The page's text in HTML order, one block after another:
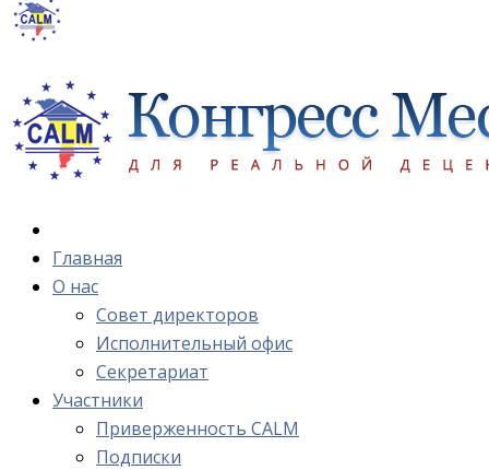
Главная
О нас
Cовет директоров
Исполнительный офис
Cекретариат
Участники
Приверженность CALM
Подписки